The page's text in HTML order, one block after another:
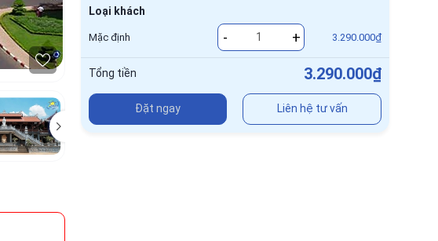
Loại khách
Mặc định - + 3.290.000₫
Tổng tiền 3.290.000₫
Đặt ngay Liên hệ tư vấn